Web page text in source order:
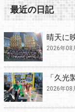
最近の日記
晴天に
2026年08
「久光
2026年08